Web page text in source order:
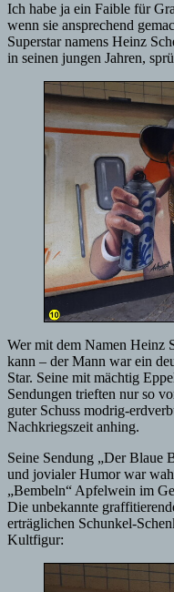
Ich habe ja ein Faible für
wenn sie ansprechend
Superstar namens Heinz
in seinen jungen Jahren,
Wer mit dem Namen Heinz
kann – der Mann war ein
Star. Seine mit mächtig
Sendungen trieften nur so
guter Schuss modrig-
Nachkriegszeit anhing.
Seine Sendung „Der Blaue
und jovialer Humor war
„Bembeln“ Apfelwein im
Die unbekannte
erträglichen Schunkel-
Kultfigur: